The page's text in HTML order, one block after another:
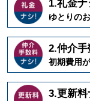
1.礼金ナ
ゆとりの
2.仲介手
初期費用
3.更新料